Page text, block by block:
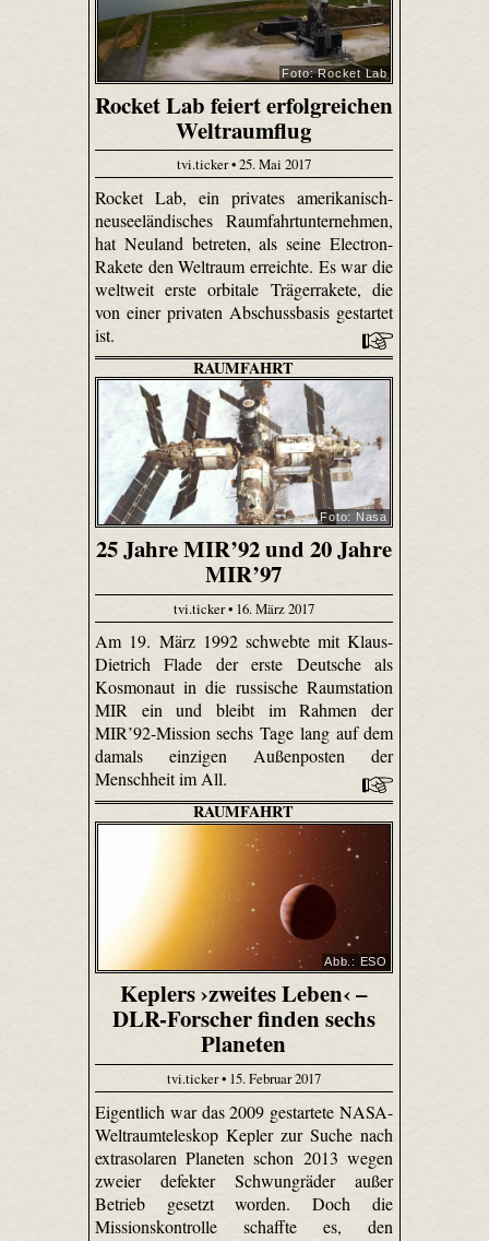
Foto: Rocket Lab
Rocket Lab feiert erfolgreichen
Weltraumflug
tvi.ticker • 25. Mai 2017
Rocket Lab, ein privates amerikanisch-
neuseeländisches Raumfahrtunternehmen,
hat Neuland betreten, als seine Electron-
Rakete den Weltraum erreichte. Es war die
weltweit erste orbitale Trägerrakete, die
von einer privaten Abschussbasis gestartet
ist.
RAUMFAHRT
Foto: Nasa
25 Jahre MIR’92 und 20 Jahre
MIR’97
tvi.ticker • 16. März 2017
Am 19. März 1992 schwebte mit Klaus-
Dietrich Flade der erste Deutsche als
Kosmonaut in die russische Raumstation
MIR ein und bleibt im Rahmen der
MIR’92-Mission sechs Tage lang auf dem
damals einzigen Außenposten der
Menschheit im All.
RAUMFAHRT
Abb.: ESO
Keplers ›zweites Leben‹ –
DLR-Forscher finden sechs
Planeten
tvi.ticker • 15. Februar 2017
Eigentlich war das 2009 gestartete NASA-
Weltraumteleskop Kepler zur Suche nach
extrasolaren Planeten schon 2013 wegen
zweier defekter Schwungräder außer
Betrieb gesetzt worden. Doch die
Missionskontrolle schaffte es, den